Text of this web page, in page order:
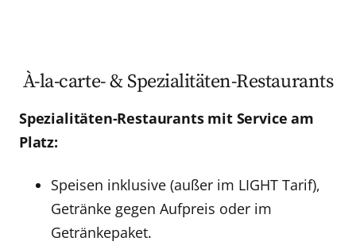
À-la-carte- & Spezialitäten-Restaurants
Spezialitäten-Restaurants mit Service am
Platz:
Speisen inklusive (außer im LIGHT Tarif),
Getränke gegen Aufpreis oder im
Getränkepaket.